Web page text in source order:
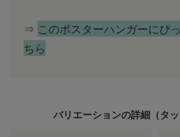
⇒ このポスターハンガーにぴ
ちら
バリエーションの詳細（タ